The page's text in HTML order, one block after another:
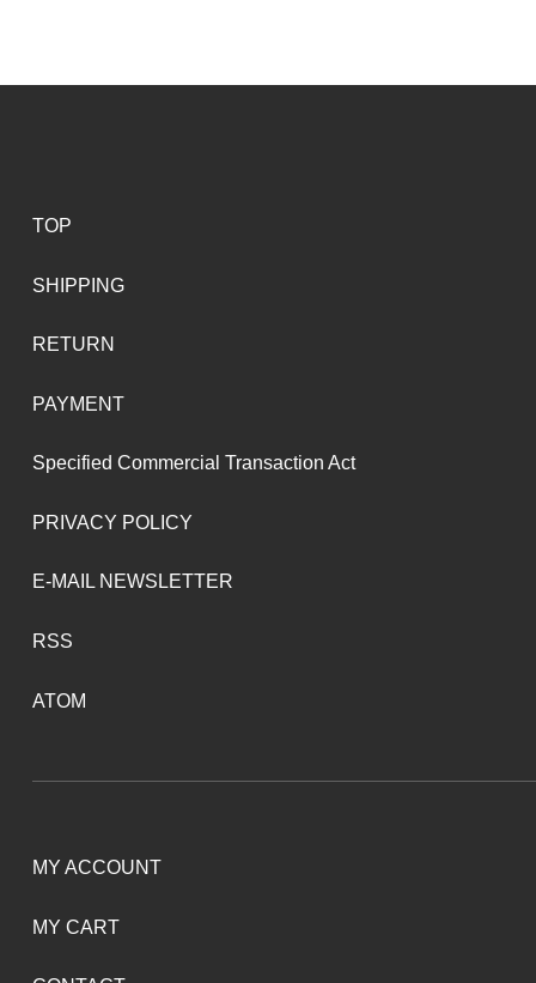
TOP
SHIPPING
RETURN
PAYMENT
Specified Commercial Transaction Act
PRIVACY POLICY
E-MAIL NEWSLETTER
RSS
ATOM
MY ACCOUNT
MY CART